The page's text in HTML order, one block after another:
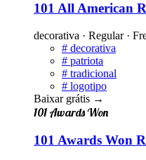
101 All American
decorativa · Regular ·
# decorativa
# patriota
# tradicional
# logotipo
Baixar grátis →
101 Awards Won
101 Awards Won